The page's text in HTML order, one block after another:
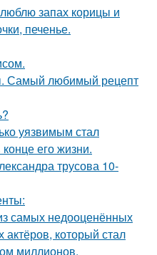
запах корицы и
печенье.
Самый любимый рецепт
уязвимым стал
его жизни.
трусова 10-
самых недооценённых
актёров, который стал
миллионов.